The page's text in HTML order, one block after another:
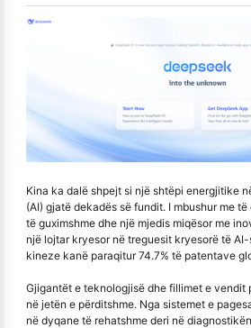
Kina ka dalë shpejt si një shtëpi energjitike
(AI) gjatë dekadës së fundit. I mbushur me
të guximshme dhe një mjedis miqësor me
një lojtar kryesor në treguesit kryesorë të
kineze kanë paraqitur 74.7% të patentave
Gjigantët e teknologjisë dhe fillimet e vendit
në jetën e përditshme. Nga sistemet e
në dyqane të rehatshme deri në